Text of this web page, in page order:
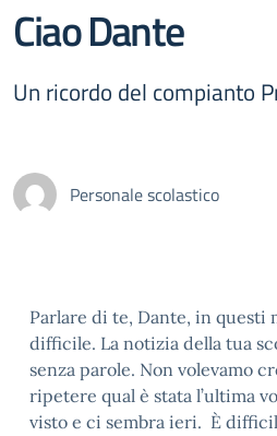
Ciao Dante
Un ricordo del compianto
Personale scolastico
Parlare di te, Dante, in questi
difficile. La notizia della tua
senza parole. Non volevamo
ripetere qual è stata l’ultima
visto e ci sembra ieri. È